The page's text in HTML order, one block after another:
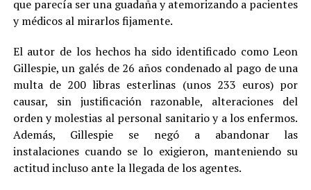
que parecía ser una guadaña y atemorizando a pacientes
y médicos al mirarlos fijamente.
El autor de los hechos ha sido identificado como Leon
Gillespie, un galés de 26 años condenado al pago de una
multa de 200 libras esterlinas (unos 233 euros) por
causar, sin justificación razonable, alteraciones del
orden y molestias al personal sanitario y a los enfermos.
Además, Gillespie se negó a abandonar las
instalaciones cuando se lo exigieron, manteniendo su
actitud incluso ante la llegada de los agentes.